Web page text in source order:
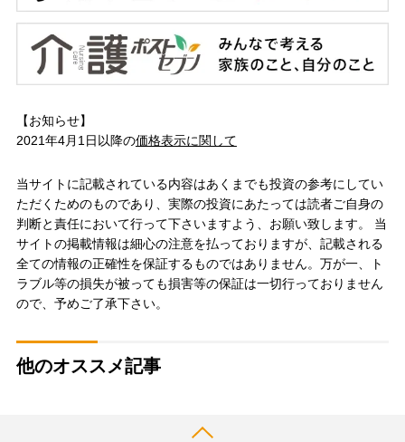
【お知らせ】
2021年4月1日以降の価格表示に関して
当サイトに記載されている内容はあくまでも投資の参考にしてい
ただくためのものであり、実際の投資にあたっては読者ご自身の
判断と責任において行って下さいますよう、お願い致します。 当
サイトの掲載情報は細心の注意を払っておりますが、記載される
全ての情報の正確性を保証するものではありません。万が一、ト
ラブル等の損失が被っても損害等の保証は一切行っておりません
ので、予めご了承下さい。
他のオススメ記事